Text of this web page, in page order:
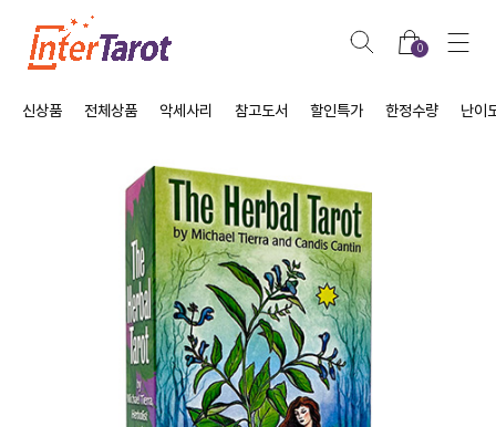
0
신상품 전체상품 악세사리 참고도서 할인특가 한정수량 난이